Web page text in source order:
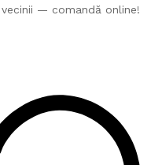
— comandă online!